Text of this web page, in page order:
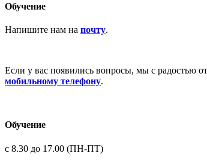
Обучение
Напишите нам на почту.
Если у вас появились вопросы, мы с радостью
мобильному телефону.
Обучение
с 8.30 до 17.00 (ПН-ПТ)